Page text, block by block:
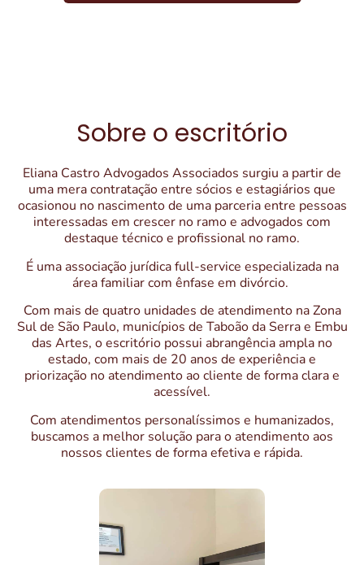
Sobre o escritório
Eliana Castro Advogados Associados surgiu a partir de
uma mera contratação entre sócios e estagiários que
ocasionou no nascimento de uma parceria entre pessoas
interessadas em crescer no ramo e advogados com
destaque técnico e profissional no ramo.
É uma associação jurídica full-service especializada na
área familiar com ênfase em divórcio.
Com mais de quatro unidades de atendimento na Zona
Sul de São Paulo, municípios de Taboão da Serra e Embu
das Artes, o escritório possui abrangência ampla no
estado, com mais de 20 anos de experiência e
priorização no atendimento ao cliente de forma clara e
acessível.
Com atendimentos personalíssimos e humanizados,
buscamos a melhor solução para o atendimento aos
nossos clientes de forma efetiva e rápida.